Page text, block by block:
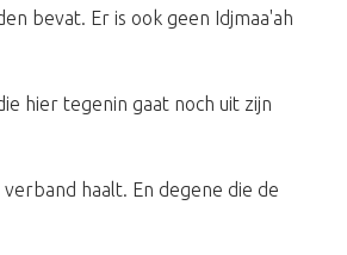
bevat. Er is ook geen Idjmaa'ah
hier tegenin gaat noch uit zijn
verband haalt. En degene die de